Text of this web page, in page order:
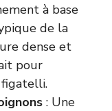
à base
de la
dense et
pour
: Une